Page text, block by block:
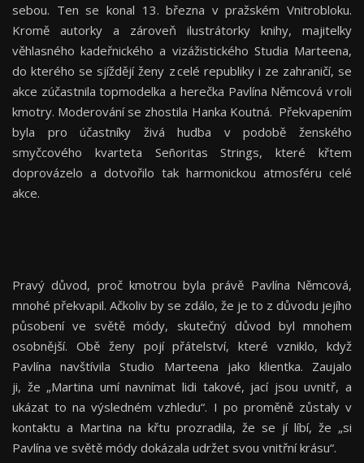
sebou. Ten se konal 13. března v pražském Vnitrobloku.
Kromě autorky a zároveň ilustrátorky knihy, majitelky
věhlasného kadeřnického a vizážistického Studia Marteena,
do kterého se sjíždějí ženy z celé republiky i ze zahraničí, se
akce zúčastnila topmodelka a herečka Pavlína Němcová v roli
kmotry. Moderování se zhostila Hanka Koutná. Překvapením
byla pro účastníky živá hudba v podobě ženského
smyčcového kvarteta Señoritas Strings, které křtem
doprovázelo a dotvořilo tak harmonickou atmosféru celé
akce.
Pravý důvod, proč kmotrou byla právě Pavlína Němcová,
mnohé překvapil. Ačkoliv by se zdálo, že je to z důvodu jejího
působení ve světě módy, skutečný důvod byl mnohem
osobnější. Obě ženy pojí přátelství, které vzniklo, když
Pavlína navštívila Studio Marteena jako klientka. Zaujalo
ji, že „Martina umí navnímat lidi takové, jací jsou uvnitř, a
ukázat to na výsledném vzhledu“. I po proměně zůstaly v
kontaktu a Martina na křtu prozradila, že se jí líbí, že „si
Pavlína ve světě módy dokázala udržet svou vnitřní krásu“.